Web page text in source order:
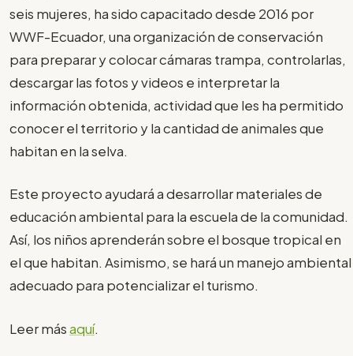
seis mujeres, ha sido capacitado desde 2016 por
WWF-Ecuador, una organización de conservación
para preparar y colocar cámaras trampa, controlarlas,
descargar las fotos y videos e interpretar la
información obtenida, actividad que les ha permitido
conocer el territorio y la cantidad de animales que
habitan en la selva.
Este proyecto ayudará a desarrollar materiales de
educación ambiental para la escuela de la comunidad.
Así, los niños aprenderán sobre el bosque tropical en
el que habitan. Asimismo, se hará un manejo ambiental
adecuado para potencializar el turismo.
Leer másaquí.